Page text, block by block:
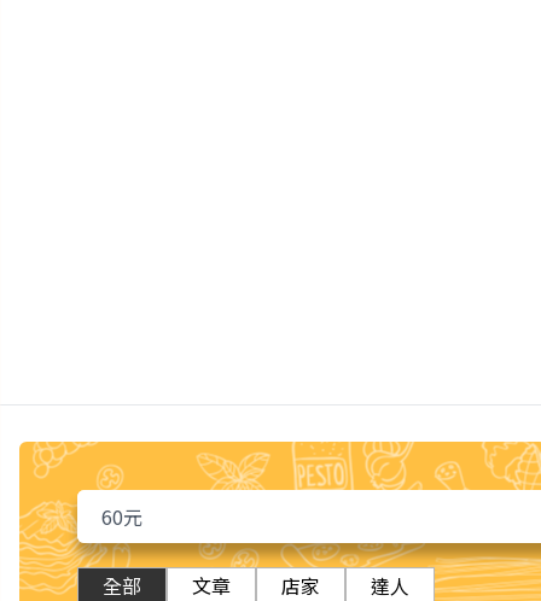
全部 文章 店家 達人